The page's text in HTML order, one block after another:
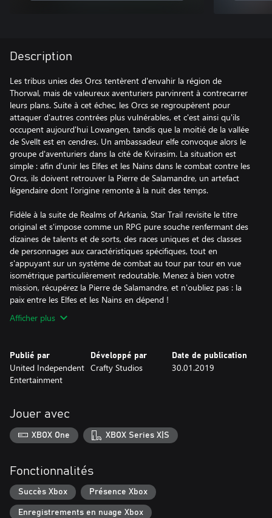
Description
Les tribus unies des Orcs tentèrent d'envahir la région de
Thorwal, mais de valeureux aventuriers parvinrent à contrecarrer
leurs plans. Suite à cet échec, les Orcs se regroupèrent pour
attaquer d'autres contrées plus vulnérables, et c'est ainsi qu'ils
occupent aujourd'hui Lowangen, tandis que la moitié de la vallée
de Svellt est en cendres. Un ambassadeur elfe convoque alors le
groupe d'aventuriers dans la cité de Kvirasim. La situation est
simple : afin d'unir les Elfes et les Nains dans le combat contre les
Orcs, ils doivent retrouver la Pierre de Salamandre, un artefact
légendaire dont l'origine remonte à la nuit des temps.
Fidèle à la suite de Realms of Arkania, Star Trail revisite le titre
original et s'impose comme un RPG pure souche renfermant des
dizaines de talents et de sorts, des races uniques et des classes
de personnages aux caractéristiques spécifiques, tout en
s'appuyant sur un système de combat au tour par tour en vue
isométrique particulièrement redoutable. Menez à bien votre
mission, récupérez la Pierre de Salamandre, et n'oubliez pas : la
paix entre les Elfes et les Nains en dépend !
Afficher plus
Publié par
United Independent
Entertainment
Développé par
Crafty Studios
Date de publication
30.01.2019
Jouer avec
XBOX One XBOX Series X|S
Fonctionnalités
Succès Xbox Présence Xbox
Enregistrements en nuage Xbox